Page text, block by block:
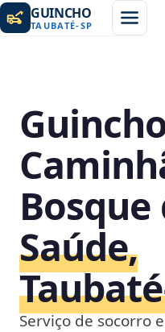
GUINCHO
TAUBATÉ-SP
Bosque
Saúde,
Serviço de socorro